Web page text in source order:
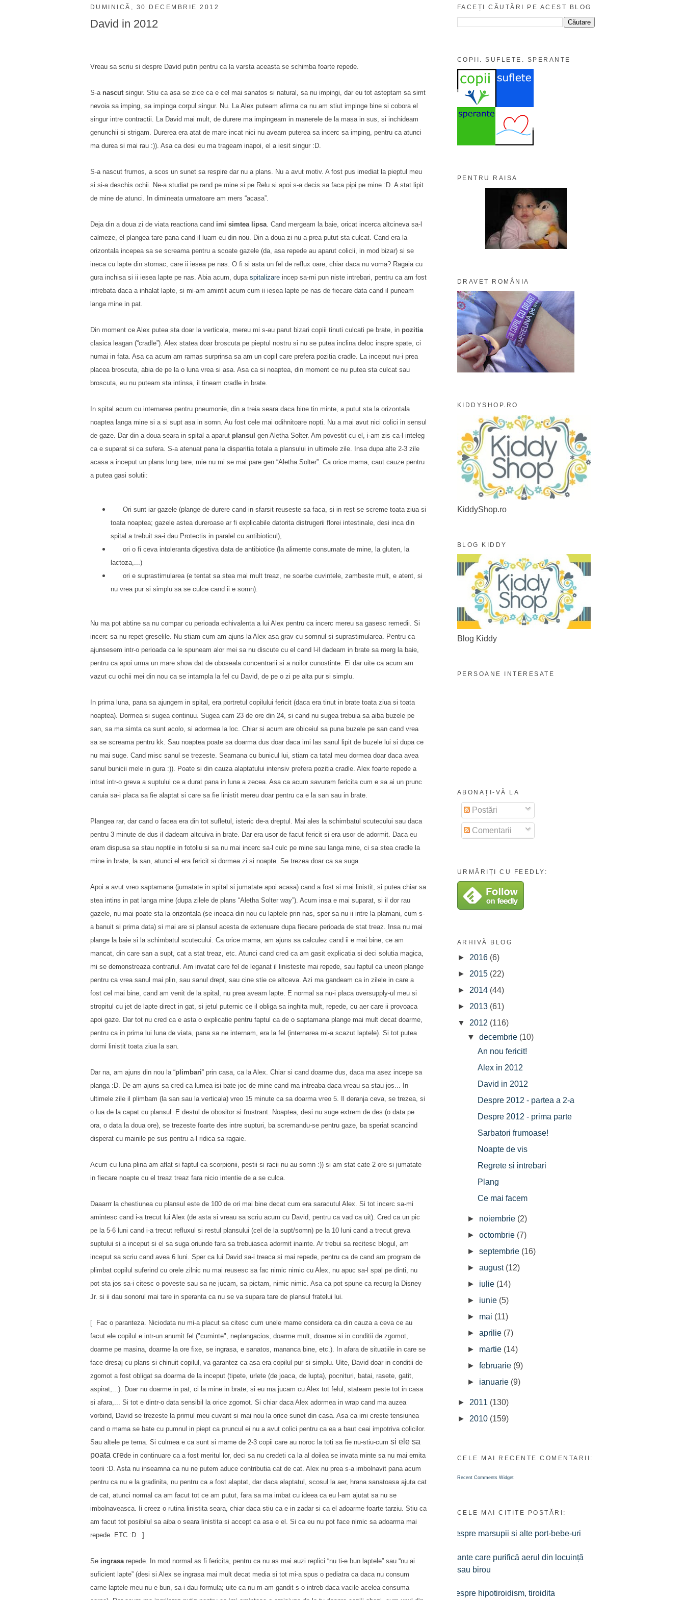
DUMINICĂ, 30 DECEMBRIE 2012
David in 2012
Vreau sa scriu si despre David putin pentru ca la varsta aceasta se schimba foarte repede.
S-a nascut singur. Stiu ca asa se zice ca e cel mai sanatos si natural, sa nu impingi, dar eu tot asteptam sa simt
nevoia sa imping, sa impinga corpul singur. Nu. La Alex puteam afirma ca nu am stiut impinge bine si cobora el
singur intre contractii. La David mai mult, de durere ma impingeam in manerele de la masa in sus, si inchideam
genunchii si strigam. Durerea era atat de mare incat nici nu aveam puterea sa incerc sa imping, pentru ca atunci
ma durea si mai rau :)). Asa ca desi eu ma trageam inapoi, el a iesit singur :D.
S-a nascut frumos, a scos un sunet sa respire dar nu a plans. Nu a avut motiv. A fost pus imediat la pieptul meu
si si-a deschis ochii. Ne-a studiat pe rand pe mine si pe Relu si apoi s-a decis sa faca pipi pe mine :D. A stat lipit
de mine de atunci. In dimineata urmatoare am mers “acasa”.
Deja din a doua zi de viata reactiona cand imi simtea lipsa . Cand mergeam la baie, oricat incerca altcineva sa-l
calmeze, el plangea tare pana cand il luam eu din nou. Din a doua zi nu a prea putut sta culcat. Cand era la
orizontala incepea sa se screama pentru a scoate gazele (da, asa repede au aparut colicii, in mod bizar) si se
ineca cu lapte din stomac, care ii iesea pe nas. O fi si asta un fel de reflux oare, chiar daca nu voma? Ragaia cu
gura inchisa si ii iesea lapte pe nas. Abia acum, dupa spitalizare incep sa-mi pun niste intrebari, pentru ca am fost
intrebata daca a inhalat lapte, si mi-am amintit acum cum ii iesea lapte pe nas de fiecare data cand il puneam
langa mine in pat.
Din moment ce Alex putea sta doar la verticala, mereu mi s-au parut bizari copiii tinuti culcati pe brate, in pozitia
clasica leagan (“cradle”). Alex statea doar broscuta pe pieptul nostru si nu se putea inclina deloc inspre spate, ci
numai in fata. Asa ca acum am ramas surprinsa sa am un copil care prefera pozitia cradle. La inceput nu-i prea
placea broscuta, abia de pe la o luna vrea si asa. Asa ca si noaptea, din moment ce nu putea sta culcat sau
broscuta, eu nu puteam sta intinsa, il tineam cradle in brate.
In spital acum cu internarea pentru pneumonie, din a treia seara daca bine tin minte, a putut sta la orizontala
noaptea langa mine si a si supt asa in somn. Au fost cele mai odihnitoare nopti. Nu a mai avut nici colici in sensul
de gaze. Dar din a doua seara in spital a aparut plansul gen Aletha Solter. Am povestit cu el, i-am zis ca-l inteleg
ca e suparat si ca sufera. S-a atenuat pana la disparitia totala a plansului in ultimele zile. Insa dupa alte 2-3 zile
acasa a inceput un plans lung tare, mie nu mi se mai pare gen “Aletha Solter”. Ca orice mama, caut cauze pentru
a putea gasi solutii:
Ori sunt iar gazele (plange de durere cand in sfarsit reuseste sa faca, si in rest se screme toata ziua si
toata noaptea; gazele astea dureroase ar fi explicabile datorita distrugerii florei intestinale, desi inca din
spital a trebuit sa-i dau Protectis in paralel cu antibioticul),
ori o fi ceva intoleranta digestiva data de antibiotice (la alimente consumate de mine, la gluten, la
lactoza,...)
ori e suprastimularea (e tentat sa stea mai mult treaz, ne soarbe cuvintele, zambeste mult, e atent, si
nu vrea pur si simplu sa se culce cand ii e somn).
Nu ma pot abtine sa nu compar cu perioada echivalenta a lui Alex pentru ca incerc mereu sa gasesc remedii. Si
incerc sa nu repet greselile. Nu stiam cum am ajuns la Alex asa grav cu somnul si suprastimularea. Pentru ca
ajunsesem intr-o perioada ca le spuneam alor mei sa nu discute cu el cand l-il dadeam in brate sa merg la baie,
pentru ca apoi urma un mare show dat de oboseala concentrarii si a noilor cunostinte. Ei dar uite ca acum am
vazut cu ochii mei din nou ca se intampla la fel cu David, de pe o zi pe alta pur si simplu.
In prima luna, pana sa ajungem in spital, era portretul copilului fericit (daca era tinut in brate toata ziua si toata
noaptea). Dormea si sugea continuu. Sugea cam 23 de ore din 24, si cand nu sugea trebuia sa aiba buzele pe
san, sa ma simta ca sunt acolo, si adormea la loc. Chiar si acum are obiceiul sa puna buzele pe san cand vrea
sa se screama pentru kk. Sau noaptea poate sa doarma dus doar daca imi las sanul lipit de buzele lui si dupa ce
nu mai suge. Cand misc sanul se trezeste. Seamana cu bunicul lui, stiam ca tatal meu dormea doar daca avea
sanul bunicii mele in gura :)). Poate si din cauza alaptatului intensiv prefera pozitia cradle. Alex foarte repede a
intrat intr-o greva a suptului ce a durat pana in luna a zecea. Asa ca acum savuram fericita cum e sa ai un prunc
caruia sa-i placa sa fie alaptat si care sa fie linistit mereu doar pentru ca e la san sau in brate.
Plangea rar, dar cand o facea era din tot sufletul, isteric de-a dreptul. Mai ales la schimbatul scutecului sau daca
pentru 3 minute de dus il dadeam altcuiva in brate. Dar era usor de facut fericit si era usor de adormit. Daca eu
eram dispusa sa stau noptile in fotoliu si sa nu mai incerc sa-l culc pe mine sau langa mine, ci sa stea cradle la
mine in brate, la san, atunci el era fericit si dormea zi si noapte. Se trezea doar ca sa suga.
Apoi a avut vreo saptamana (jumatate in spital si jumatate apoi acasa) cand a fost si mai linistit, si putea chiar sa
stea intins in pat langa mine (dupa zilele de plans “Aletha Solter way”). Acum insa e mai suparat, si il dor rau
gazele, nu mai poate sta la orizontala (se ineaca din nou cu laptele prin nas, sper sa nu ii intre la plamani, cum s-
a banuit si prima data) si mai are si plansul acesta de extenuare dupa fiecare perioada de stat treaz. Insa nu mai
plange la baie si la schimbatul scutecului. Ca orice mama, am ajuns sa calculez cand ii e mai bine, ce am
mancat, din care san a supt, cat a stat treaz, etc. Atunci cand cred ca am gasit explicatia si deci solutia magica,
mi se demonstreaza contrariul. Am invatat care fel de leganat il linisteste mai repede, sau faptul ca uneori plange
pentru ca vrea sanul mai plin, sau sanul drept, sau cine stie ce altceva. Azi ma gandeam ca in zilele in care a
fost cel mai bine, cand am venit de la spital, nu prea aveam lapte. E normal sa nu-i placa oversupply-ul meu si
stropitul cu jet de lapte direct in gat, si jetul puternic ce il obliga sa inghita mult, repede, cu aer care ii provoaca
apoi gaze. Dar tot nu cred ca e asta o explicatie pentru faptul ca de o saptamana plange mai mult decat doarme,
pentru ca in prima lui luna de viata, pana sa ne internam, era la fel (internarea mi-a scazut laptele). Si tot putea
dormi linistit toata ziua la san.
Dar na, am ajuns din nou la “plimbari” prin casa, ca la Alex. Chiar si cand doarme dus, daca ma asez incepe sa
planga :D. De am ajuns sa cred ca lumea isi bate joc de mine cand ma intreaba daca vreau sa stau jos... In
ultimele zile il plimbam (la san sau la verticala) vreo 15 minute ca sa doarma vreo 5. Il deranja ceva, se trezea, si
o lua de la capat cu plansul. E destul de obositor si frustrant. Noaptea, desi nu suge extrem de des (o data pe
ora, o data la doua ore), se trezeste foarte des intre supturi, ba scremandu-se pentru gaze, ba speriat scancind
disperat cu mainile pe sus pentru a-l ridica sa ragaie.
Acum cu luna plina am aflat si faptul ca scorpionii, pestii si racii nu au somn :)) si am stat cate 2 ore si jumatate
in fiecare noapte cu el treaz treaz fara nicio intentie de a se culca.
Daaarrr la chestiunea cu plansul este de 100 de ori mai bine decat cum era saracutul Alex. Si tot incerc sa-mi
amintesc cand i-a trecut lui Alex (de asta si vreau sa scriu acum cu David, pentru ca vad ca uit). Cred ca un pic
pe la 5-6 luni cand i-a trecut refluxul si restul plansului (cel de la supt/somn) pe la 10 luni cand a trecut greva
suptului si a inceput si el sa suga oriunde fara sa trebuiasca adormit inainte. Ar trebui sa recitesc blogul, am
inceput sa scriu cand avea 6 luni. Sper ca lui David sa-i treaca si mai repede, pentru ca de cand am program de
plimbat copilul suferind cu orele zilnic nu mai reusesc sa fac nimic nimic cu Alex, nu apuc sa-l spal pe dinti, nu
pot sta jos sa-i citesc o poveste sau sa ne jucam, sa pictam, nimic nimic. Asa ca pot spune ca recurg la Disney
Jr. si ii dau sonorul mai tare in speranta ca nu se va supara tare de plansul fratelui lui.
[ Fac o paranteza. Niciodata nu mi-a placut sa citesc cum unele mame considera ca din cauza a ceva ce au
facut ele copilul e intr-un anumit fel ("cuminte", neplangacios, doarme mult, doarme si in conditii de zgomot,
doarme pe masina, doarme la ore fixe, se ingrasa, e sanatos, mananca bine, etc.). In afara de situatiile in care se
face dresaj cu plans si chinuit copilul, va garantez ca asa era copilul pur si simplu. Uite, David doar in conditii de
zgomot a fost obligat sa doarma de la inceput (tipete, urlete (de joaca, de lupta), pocnituri, batai, rasete, gatit,
aspirat,...). Doar nu doarme in pat, ci la mine in brate, si eu ma jucam cu Alex tot felul, stateam peste tot in casa
si afara,... Si tot e dintr-o data sensibil la orice zgomot. Si chiar daca Alex adormea in wrap cand ma auzea
vorbind, David se trezeste la primul meu cuvant si mai nou la orice sunet din casa. Asa ca imi creste tensiunea
cand o mama se bate cu pumnul in piept ca pruncul ei nu a avut colici pentru ca ea a baut ceai impotriva colicilor.
Sau altele pe tema. Si culmea e ca sunt si mame de 2-3 copii care au noroc la toti sa fie nu-stiu-cum si ele sa
poata crede in continuare ca a fost meritul lor, deci sa nu credeti ca la al doilea se invata minte sa nu mai emita
teorii :D. Asta nu inseamna ca nu ne putem aduce contributia cat de cat. Alex nu prea s-a imbolnavit pana acum
pentru ca nu e la gradinita, nu pentru ca a fost alaptat, dar daca alaptatul, scosul la aer, hrana sanatoasa ajuta cat
de cat, atunci normal ca am facut tot ce am putut, fara sa ma imbat cu ideea ca eu l-am ajutat sa nu se
imbolnaveasca. Ii creez o rutina linistita seara, chiar daca stiu ca e in zadar si ca el adoarme foarte tarziu . Stiu ca
am facut tot posibilul sa aiba o seara linistita si accept ca asa e el. Si ca eu nu pot face nimic sa adoarma mai
repede. ETC :D ]
Se ingrasa repede. In mod normal as fi fericita, pentru ca nu as mai auzi replici “nu ti-e bun laptele” sau “nu ai
suficient lapte” (desi si Alex se ingrasa mai mult decat media si tot mi-a spus o pediatra ca daca nu consum
carne laptele meu nu e bun, sa-i dau formula; uite ca nu m-am gandit s-o intreb daca vacile acelea consuma
FACEȚI CĂUTĂRI PE ACEST BLOG
COPII. SUFLETE. SPERANTE
PENTRU RAISA
DRAVET ROMÂNIA
KIDDYSHOP.RO
KiddyShop.ro
BLOG KIDDY
Blog Kiddy
PERSOANE INTERESATE
ABONAȚI-VĂ LA
Postări
Comentarii
URMĂRIȚI CU FEEDLY:
ARHIVĂ BLOG
► 2016 (6)
► 2015 (22)
► 2014 (44)
► 2013 (61)
▼ 2012 (116)
▼decembrie (10)
An nou fericit!
Alex in 2012
David in 2012
Despre 2012 - partea a 2-a
Despre 2012 - prima parte
Sarbatori frumoase!
Noapte de vis
Regrete si intrebari
Plang
Ce mai facem
► noiembrie (2)
►octombrie (7)
►septembrie (16)
►august (12)
► iulie (14)
► iunie (5)
► mai (11)
►aprilie (7)
► martie (14)
►februarie (9)
► ianuarie (9)
► 2011 (130)
► 2010 (159)
CELE MAI RECENTE COMENTARII:
Recent Comments Widget
CELE MAI CITITE POSTĂRI:
Despre marsupii si alte port-bebe-uri
Plante care purifică aerul din locuință
sau birou
Despre hipotiroidism, tiroidita